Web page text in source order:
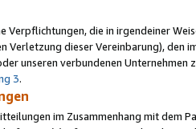
Verpflichtungen, die in irgendeiner
Verletzung dieser Vereinbarung), den
unseren verbundenen
3.
im Zusammenhang mit dem